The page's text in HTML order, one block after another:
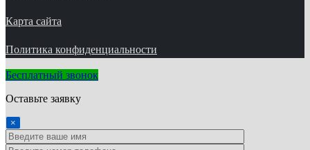
Карта сайта
Политика конфиденциальности
Бесплатный звонок
Оставьте заявку
×